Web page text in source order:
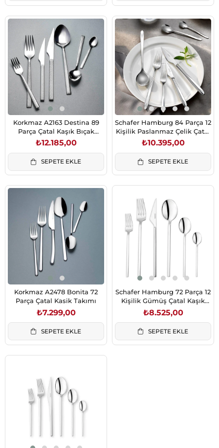
Korkmaz A2163 Destina 89
Parça Çatal Kaşık Bıçak
Takımı
₺12.185,00
SEPETE EKLE
Schafer Hamburg 84 Parça 12
Kişilik Paslanmaz Çelik Çatal
Kaşık Bıçak Takımı Gümüş34
₺10.395,00
SEPETE EKLE
Korkmaz A2478 Bonita 72
Parça Çatal Kasik Takımı
₺7.299,00
SEPETE EKLE
Schafer Hamburg 72 Parça 12
Kişilik Gümüş Çatal Kaşık
Bıçak Takımı
₺8.525,00
SEPETE EKLE